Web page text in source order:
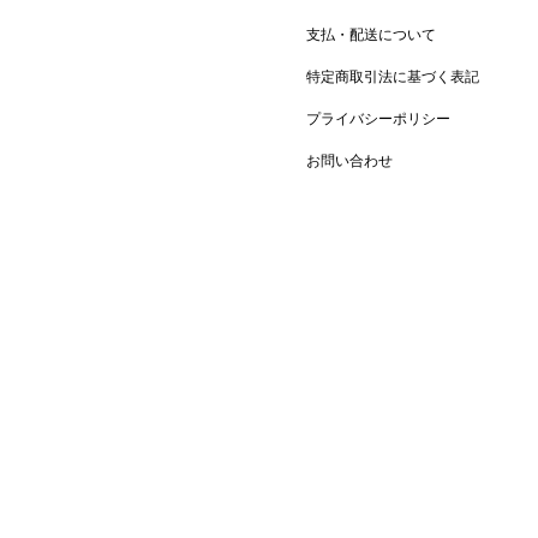
支払・配送について
特定商取引法に基づく表記
プライバシーポリシー
お問い合わせ